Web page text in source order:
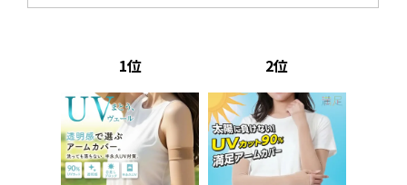
1 2